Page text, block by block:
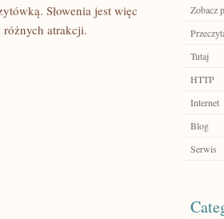
Słowenia jest więc
atrakcji.
Zobacz
Tutaj
HTTP
Internet
Blog
Serwis